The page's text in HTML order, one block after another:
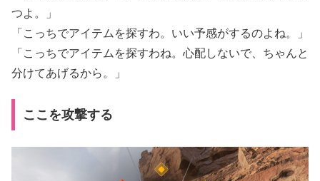
つよ。」
「こっちでアイテムを探すわ。いい予感がするのよね。」
「こっちでアイテムを探すわね。心配しないで、ちゃんと
分けてあげるから。」
ここを攻撃する